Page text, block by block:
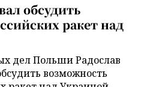
обсудить
ракет над
дел Польши Радослав
возможность